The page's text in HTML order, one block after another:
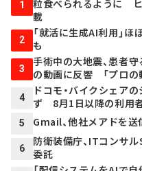
1
粒食べられるように
載
2
「就活に生成AI利用」
も
3
手術中の大地震、患者
の動画に反響 「プロの動
4
ドコモ・バイクシェア
ず 8月1日以降の利用者
5 Gmail、他社メアドを
6
防衛装備庁、ITコンサ
委託